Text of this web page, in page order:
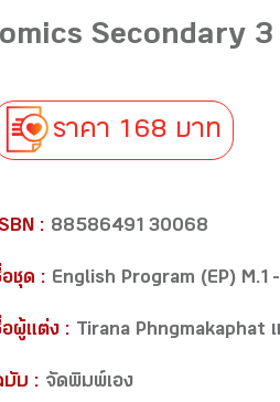
Secondary 3
ราคา 168 บาท
: 8858649130068
อชุด : English Program (EP)
อผู้แต่ง : Tirana Phngmakaphat
บับ : จัดพิมพ์เอง